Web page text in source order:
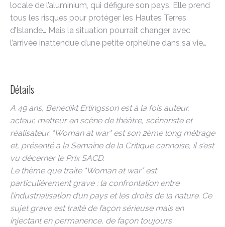
locale de l’aluminium, qui défigure son pays. Elle prend
tous les risques pour protéger les Hautes Terres
d’Islande… Mais la situation pourrait changer avec
l’arrivée inattendue d’une petite orpheline dans sa vie…
Détails
A 49 ans, Benedikt Erlingsson est à la fois auteur,
acteur, metteur en scène de théâtre, scénariste et
réalisateur. "Woman at war" est son 2ème long métrage
et, présenté à la Semaine de la Critique cannoise, il s’est
vu décerner le Prix SACD.
Le thème que traite "Woman at war" est
particulièrement grave : la confrontation entre
l’industrialisation d’un pays et les droits de la nature. Ce
sujet grave est traité de façon sérieuse mais en
injectant en permanence, de façon toujours